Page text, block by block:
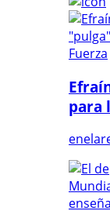
para